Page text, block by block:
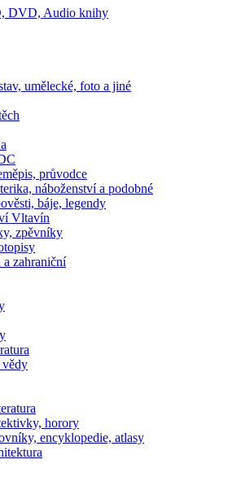
DVD, Audio knihy
umělecké, foto a jiné
průvodce
náboženství a podobné
báje, legendy
Vltavín
zpěvníky
a zahraniční
vědy
horory
encyklopedie, atlasy